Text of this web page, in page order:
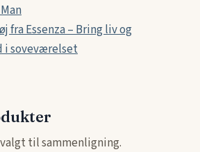
fra Essenza – Bring liv og
i soveværelset
til sammenligning.